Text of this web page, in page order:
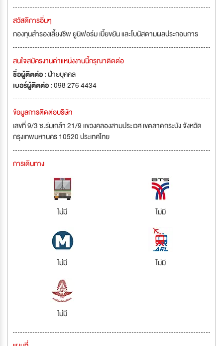
สวัสดิการอื่นๆ
กองทุนสำรองเลี้ยงชีพ ยูนิฟอร์ม เบี้ยขยัน และโบนัสตามผลประกอบการ
สนใจสมัครงานตำแหน่งงานนี้กรุณาติดต่อ
ชื่อผู้ติดต่อ :ฝ่ายบุคคล
เบอร์ผู้ติดต่อ :098 276 4434
ข้อมูลการติดต่อบริษัท
เลขที่ 9/3 ซ.ร่มเกล้า 21/9 แขวงคลองสามประเวศ เขตลาดกระบัง จังหวัด
กรุงเทพมหานคร 10520 ประเทศไทย
การเดินทาง
ไม่มี ไม่มี
ไม่มี ไม่มี
ไม่มี